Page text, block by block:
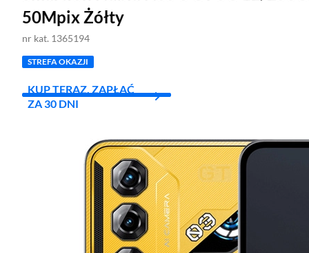
50Mpix Żółty
nr kat. 1365194
STREFA OKAZJI
KUP TERAZ, ZAPŁAĆ
ZA 30 DNI